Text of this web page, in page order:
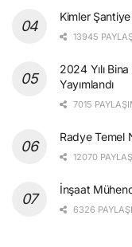
Kimler
13945
2024 Yılı
Yayımlandı
7015
Radye Temel
12070
İnşaat
6326